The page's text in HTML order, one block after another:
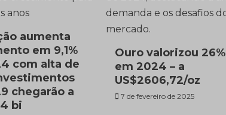
aumenta
em 9,1%
com alta de
chegarão a
bi
Ouro valorizou 26%
em 2024 – a
US$2606,72/oz
7 de fevereiro de 2025